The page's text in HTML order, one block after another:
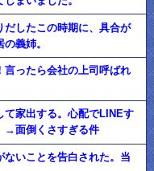
だしたこの時期に、具合が
義姉。
言ったら会社の上司呼ばれ
て家出する。心配でLINEす
→面倒くさすぎる件
いことを告白された。当